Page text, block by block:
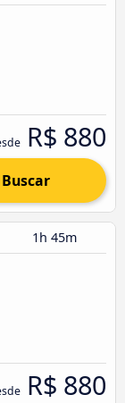
R$ 880
Buscar
1h 45m
R$ 880